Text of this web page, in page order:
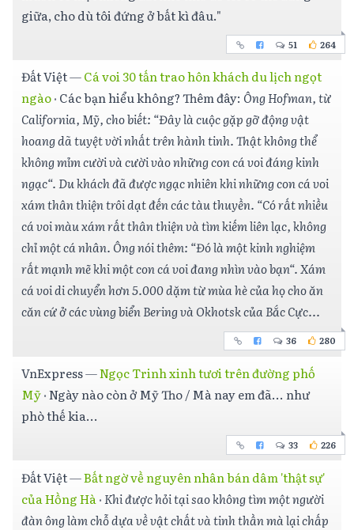
giữa, cho dù tôi đứng ở bất kì đâu."
51 264
Đất Việt—Cá voi 30 tấn trao hôn khách du lịch ngọt
ngào· Các bạn hiểu không? Thêm đây: Ông Hofman, từ
California, Mỹ, cho biết: “Đây là cuộc gặp gỡ động vật
hoang dã tuyệt vời nhất trên hành tinh. Thật không thể
không mỉm cười và cười vào những con cá voi đáng kinh
ngạc“. Du khách đã được ngạc nhiên khi những con cá voi
xám thân thiện trôi dạt đến các tàu thuyền. “Có rất nhiều
cá voi màu xám rất thân thiện và tìm kiếm liên lạc, không
chỉ một cá nhân. Ông nói thêm: “Đó là một kinh nghiệm
rất mạnh mẽ khi một con cá voi đang nhìn vào bạn“. Xám
cá voi di chuyển hơn 5.000 dặm từ mùa hè của họ cho ăn
căn cứ ở các vùng biển Bering và Okhotsk của Bắc Cực...
36 280
VnExpress—Ngọc Trinh xinh tươi trên đường phố
Mỹ·Ngày nào còn ở Mỹ Tho / Mà nay em đã... như
phò thế kia...
33 226
Đất Việt—Bất ngờ về nguyên nhân bán dâm 'thật sự'
của Hồng Hà·Khi được hỏi tại sao không tìm một người
đàn ông làm chỗ dựa về vật chất và tinh thần mà lại chấp